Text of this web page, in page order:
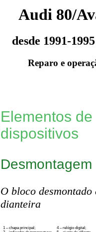
Audi 80/
desde 1991-
Reparo e
Elementos
dispositivos
Desmontagem
O bloco
dianteira
1 – chapa principal;
4 – relógio digital;